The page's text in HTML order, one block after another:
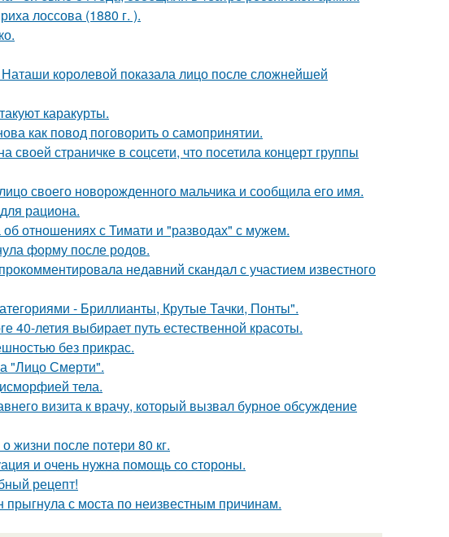
лоссова (1880 г. ).
королевой показала лицо после сложнейшей
каракурты.
как повод поговорить о самопринятии.
страничке в соцсети, что посетила концерт группы
своего новорожденного мальчика и сообщила его имя.
рациона.
отношениях с Тимати и "разводах" с мужем.
форму после родов.
недавний скандал с участием известного
- Бриллианты, Крутые Тачки, Понты".
летия выбирает путь естественной красоты.
без прикрас.
"Лицо Смерти".
тела.
визита к врачу, который вызвал бурное обсуждение
жизни после потери 80 кг.
и очень нужна помощь со стороны.
рецепт!
прыгнула с моста по неизвестным причинам.